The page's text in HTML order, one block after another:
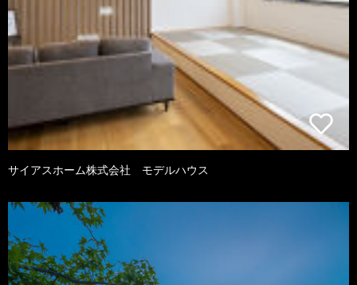
サイアスホーム株式会社 モデルハウス